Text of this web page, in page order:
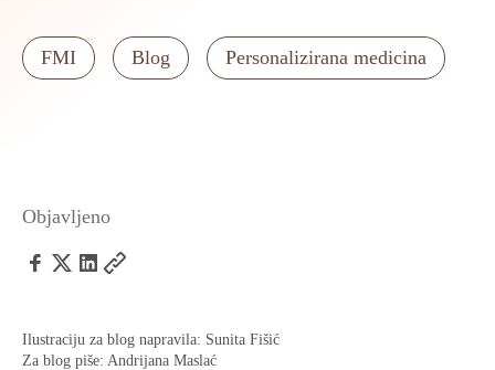
FMI Blog Personalizirana medicina
Objavljeno
Ilustraciju za blog napravila: Sunita Fišić
Za blog piše: Andrijana Maslać